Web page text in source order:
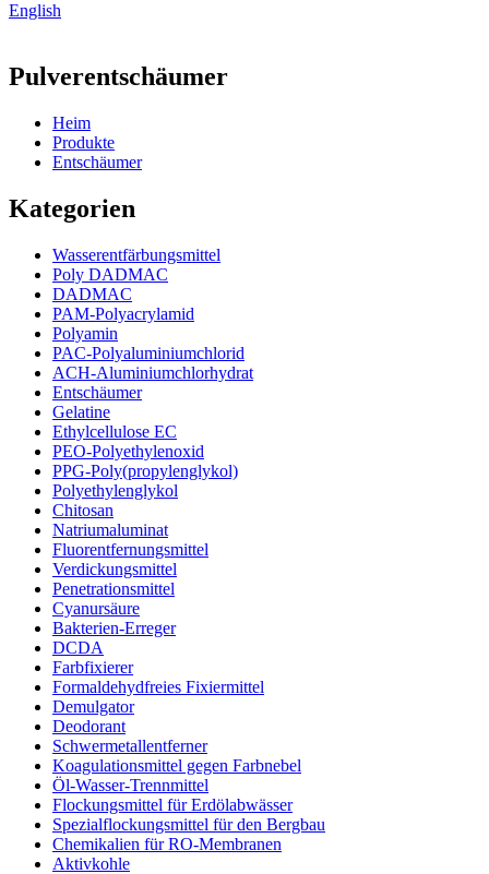
English
Pulverentschäumer
Heim
Produkte
Entschäumer
Kategorien
Wasserentfärbungsmittel
Poly DADMAC
DADMAC
PAM-Polyacrylamid
Polyamin
PAC-Polyaluminiumchlorid
ACH-Aluminiumchlorhydrat
Entschäumer
Gelatine
Ethylcellulose EC
PEO-Polyethylenoxid
PPG-Poly(propylenglykol)
Polyethylenglykol
Chitosan
Natriumaluminat
Fluorentfernungsmittel
Verdickungsmittel
Penetrationsmittel
Cyanursäure
Bakterien-Erreger
DCDA
Farbfixierer
Formaldehydfreies Fixiermittel
Demulgator
Deodorant
Schwermetallentferner
Koagulationsmittel gegen Farbnebel
Öl-Wasser-Trennmittel
Flockungsmittel für Erdölabwässer
Spezialflockungsmittel für den Bergbau
Chemikalien für RO-Membranen
Aktivkohle